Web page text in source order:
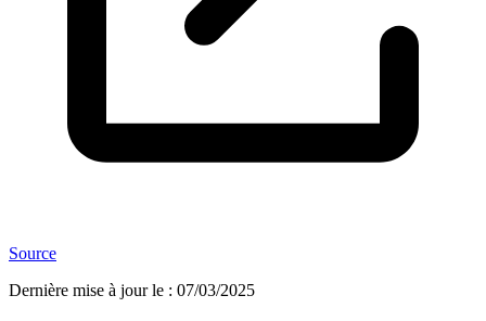
Source
Dernière mise à jour le : 07/03/2025